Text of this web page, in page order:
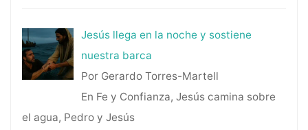
Jesús llega en la noche y sostiene
nuestra barca
Por Gerardo Torres-Martell
En Fe y Confianza, Jesús camina sobre
el agua, Pedro y Jesús